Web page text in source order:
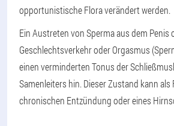
opportunistische Flora verändert werden.
Ein Austreten von Sperma aus dem Penis
Geschlechtsverkehr oder Orgasmus
einen verminderten Tonus der
Samenleiters hin. Dieser Zustand kann als
chronischen Entzündung oder eines